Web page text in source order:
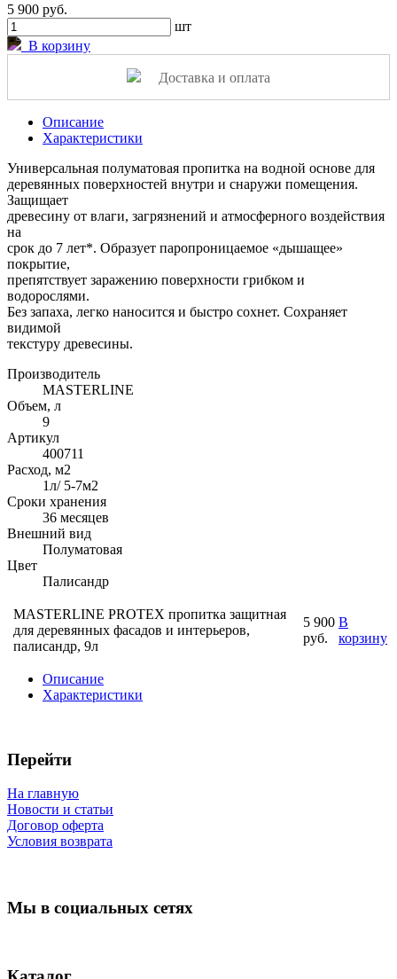
5 900 руб.
шт
В корзину
Доставка и оплата
Описание
Характеристики
Универсальная полуматовая пропитка на водной основе для
деревянных поверхностей внутри и снаружи помещения.
Защищает
древесину от влаги, загрязнений и атмосферного воздействия
на
срок до 7 лет*. Образует паропроницаемое «дышащее»
покрытие,
препятствует заражению поверхности грибком и
водорослями.
Без запаха, легко наносится и быстро сохнет. Сохраняет
видимой
текстуру древесины.
Производитель
MASTERLINE
Объем, л
9
Артикул
400711
Расход, м2
1л/ 5-7м2
Сроки хранения
36 месяцев
Внешний вид
Полуматовая
Цвет
Палисандр
MASTERLINE PROTEX пропитка защитная
для деревянных фасадов и интерьеров,
палисандр, 9л
5 900
руб.
В
корзину
Описание
Характеристики
Перейти
На главную
Новости и статьи
Договор оферта
Условия возврата
Мы в социальных сетях